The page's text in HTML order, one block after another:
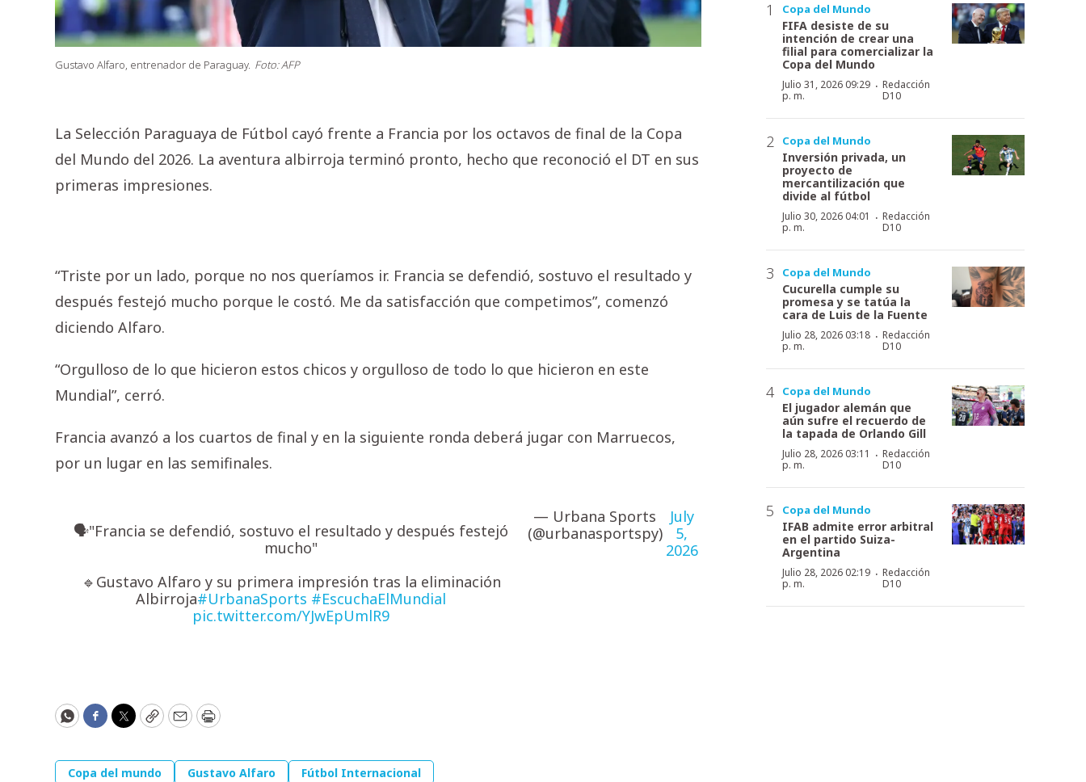
Gustavo Alfaro, entrenador de Paraguay. Foto: AFP
La Selección Paraguaya de Fútbol cayó frente a Francia por los octavos de final de la Copa
del Mundo del 2026. La aventura albirroja terminó pronto, hecho que reconoció el DT en sus
primeras impresiones.
“Triste por un lado, porque no nos queríamos ir. Francia se defendió, sostuvo el resultado y
después festejó mucho porque le costó. Me da satisfacción que competimos”, comenzó
diciendo Alfaro.
“Orgulloso de lo que hicieron estos chicos y orgulloso de todo lo que hicieron en este
Mundial”, cerró.
Francia avanzó a los cuartos de final y en la siguiente ronda deberá jugar con Marruecos,
por un lugar en las semifinales.
🗣️"Francia se defendió, sostuvo el resultado y después festejó
mucho"
🔹Gustavo Alfaro y su primera impresión tras la eliminación
Albirroja#UrbanaSports #EscuchaElMundial
pic.twitter.com/YJwEpUmlR9
— Urbana Sports
(@urbanasportspy)
July
5,
2026
WhatsApp
Facebook
Twitter
CopyEmailPrint
Copa del mundo Gustavo Alfaro Fútbol Internacional
Copa del Mundo
FIFA desiste de su
intención de crear una
filial para comercializar la
Copa del Mundo
Julio 31, 2026 09:29
p. m.
· Redacción
D10
Copa del Mundo
Inversión privada, un
proyecto de
mercantilización que
divide al fútbol
Julio 30, 2026 04:01
p. m.
· Redacción
D10
Copa del Mundo
Cucurella cumple su
promesa y se tatúa la
cara de Luis de la Fuente
Julio 28, 2026 03:18
p. m.
· Redacción
D10
Copa del Mundo
El jugador alemán que
aún sufre el recuerdo de
la tapada de Orlando Gill
Julio 28, 2026 03:11
p. m.
· Redacción
D10
Copa del Mundo
IFAB admite error arbitral
en el partido Suiza-
Argentina
Julio 28, 2026 02:19
p. m.
· Redacción
D10